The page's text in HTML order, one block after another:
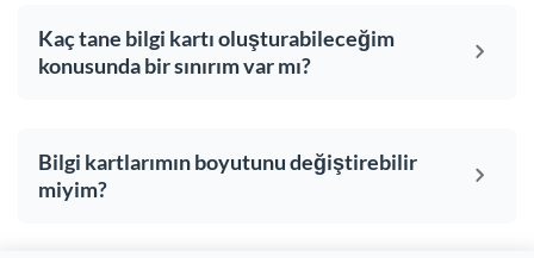
Kaç tane bilgi kartı oluşturabileceğim
konusunda bir sınırım var mı?
Bilgi kartlarımın boyutunu değiştirebilir
miyim?